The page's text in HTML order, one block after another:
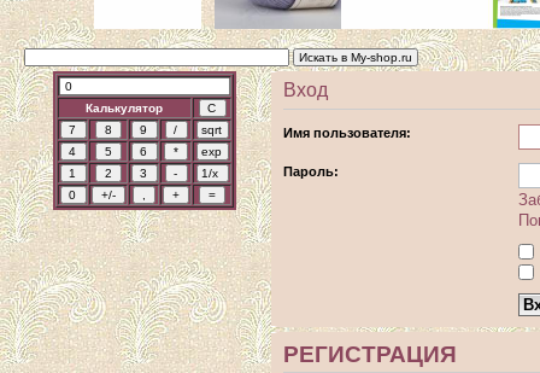
Калькулятор
Вход
Имя пользователя:
Пароль:
РЕГИСТРАЦИЯ